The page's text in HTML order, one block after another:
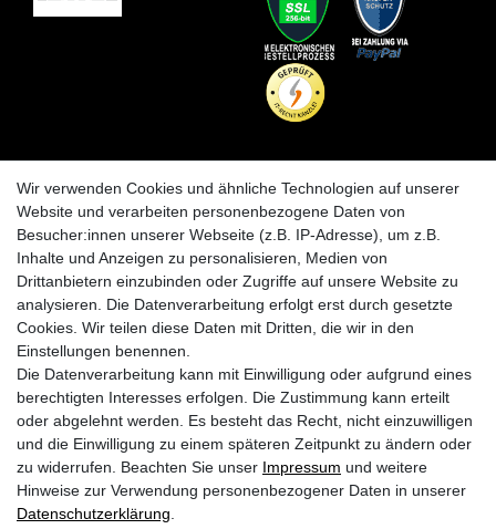
INFORMATIONEN
Zahlungs- und Versandinfos
Retourenabwicklung
Batteriehinweise
Frequently Asked Questions
KRAZY8
Laden in Essen
Über uns
BLEIB VERBUNDEN
Krazy8 @ Facebook
Krazy8 @ Instagram
Nur an Werktagen von Montags bis Freitags. Bei Zahlung per Vorkasse ab
Zahlungseingang
Gilt für Lieferungen nach Deutschland (Lieferzeit bei Vorkasse 3-4 Werktage ab
Zahlungsanweisung). Lieferzeiten für andere Länder und Informationen zur
Berechnung des Liefertermins sieheZahlungs- & Versandinfos
* inkl. gesetzl. MwSt. zzgl. Versandkosten
Wir verwenden Cookies und ähnliche Technologien auf unserer
Website und verarbeiten personenbezogene Daten von
Besucher:innen unserer Webseite (z.B. IP-Adresse), um z.B.
Inhalte und Anzeigen zu personalisieren, Medien von
Drittanbietern einzubinden oder Zugriffe auf unsere Website zu
analysieren. Die Datenverarbeitung erfolgt erst durch gesetzte
Cookies. Wir teilen diese Daten mit Dritten, die wir in den
Einstellungen benennen.
Die Datenverarbeitung kann mit Einwilligung oder aufgrund eines
berechtigten Interesses erfolgen. Die Zustimmung kann erteilt
oder abgelehnt werden. Es besteht das Recht, nicht einzuwilligen
und die Einwilligung zu einem späteren Zeitpunkt zu ändern oder
zu widerrufen. Beachten Sie unser Impressum und weitere
Hinweise zur Verwendung personenbezogener Daten in unserer
Daten­schutz­erklärung